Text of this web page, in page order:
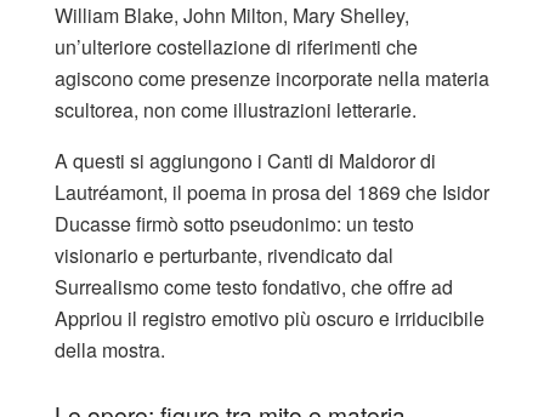
William Blake, John Milton, Mary Shelley,
un’ulteriore costellazione di riferimenti che
agiscono come presenze incorporate nella materia
scultorea, non come illustrazioni letterarie.
A questi si aggiungono i Canti di Maldoror di
Lautréamont, il poema in prosa del 1869 che Isidor
Ducasse firmò sotto pseudonimo: un testo
visionario e perturbante, rivendicato dal
Surrealismo come testo fondativo, che offre ad
Appriou il registro emotivo più oscuro e irriducibile
della mostra.